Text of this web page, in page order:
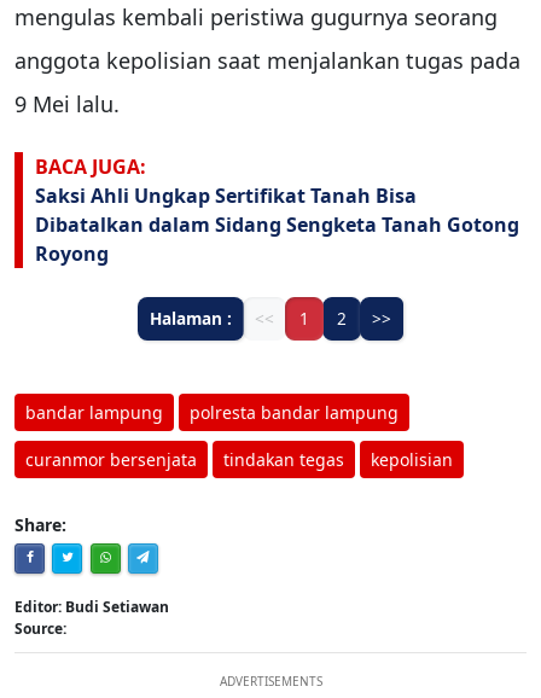
mengulas kembali peristiwa gugurnya seorang
anggota kepolisian saat menjalankan tugas pada
9 Mei lalu.
BACA JUGA:
Saksi Ahli Ungkap Sertifikat Tanah Bisa
Dibatalkan dalam Sidang Sengketa Tanah Gotong
Royong
Halaman : << 1 2 >>
bandar lampung polresta bandar lampung
curanmor bersenjata tindakan tegas kepolisian
Share:
Editor: Budi Setiawan
Source:
ADVERTISEMENTS